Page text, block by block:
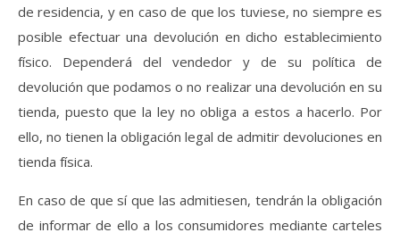
de residencia, y en caso de que los tuviese, no siempre es
posible efectuar una devolución en dicho establecimiento
físico. Dependerá del vendedor y de su política de
devolución que podamos o no realizar una devolución en su
tienda, puesto que la ley no obliga a estos a hacerlo. Por
ello, no tienen la obligación legal de admitir devoluciones en
tienda física.
En caso de que sí que las admitiesen, tendrán la obligación
de informar de ello a los consumidores mediante carteles